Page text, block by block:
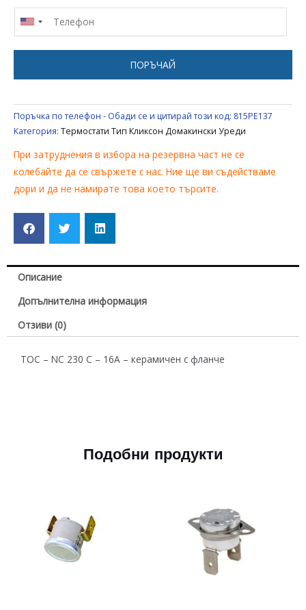
C
КЛИКСОН
ФЛАНЧЕ
БИТОВИ
УРЕДИ
ПОРЪЧАЙ
Поръчка по телефон - Обади се и цитирай този код: 815PE137
Категория: Термостати Тип Кликсон Домакински Уреди
При затруднения в избора на резервна част не се
колебайте да се свържете с нас. Ние ще ви съдействаме
дори и да не намирате това което търсите.
Описание
Допълнителна информация
Отзиви (0)
ТОС – NC 230 С – 16A – керамичен с фланче
Подобни продукти